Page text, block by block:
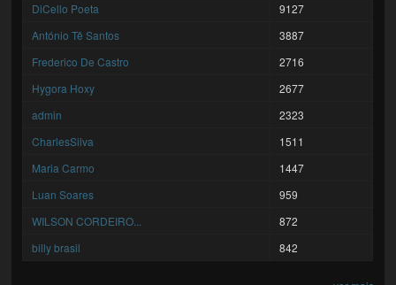
DiCello Poeta
9127
António Tê Santos
3887
Frederico De Castro
2716
Hygora Hoxy
2677
admin
2323
CharlesSilva
1511
Maria Carmo
1447
Luan Soares
959
WILSON CORDEIRO...
872
billy brasil
842